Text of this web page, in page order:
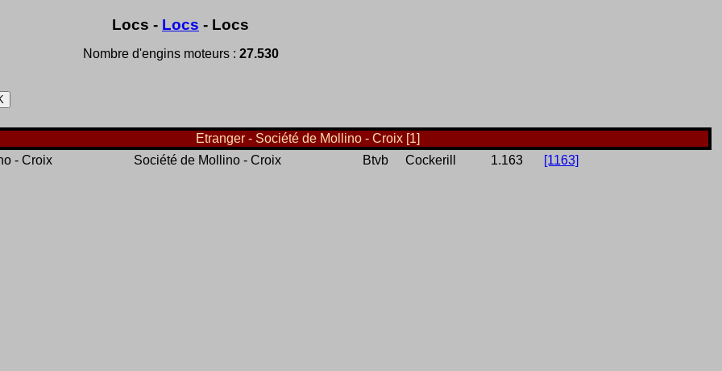
Locs - Locs - Locs
Nombre d'engins moteurs : 27.530
Etranger - Société de Mollino - Croix [1]
- Croix
Société de Mollino - Croix Btvb Cockerill 1.163 [1163]